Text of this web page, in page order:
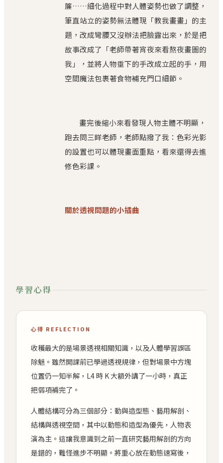
簾……細化過程中對人體姿勢也做了調整，
筆直站立的姿勢無法體現「教我畫畫」的主
題，改成彎腰又沒辦法把臉露出來，於是把
故事改成了「老師帶著宵夜來看熬夜畫圖的
我」，並將人物垂下的手改成立起的手，用
空間魔法包裹著食物補充門口細節。
畫完後縮小來看發現人物主體不明顯，
跑去問三眻老師，老師點撥了我：色彩光影
的設置也可以體現畫面重點，看來還得去進
修色彩課。
關於透視問題的小插曲
學習心得
心得 REFLECTION
收穫最大的是場景透視相關知識，以及人體學習誤區
除魅。雖然開課前已學過透視規律，但對場景中方塊
位置仍一知半解，L4 時 K 大額外講了一小時，真正
把弱項補完了。
人體結構可分為三個部分：動與造型態、藝用解剖、
結構與透視空間，其中以動態和造型為優先，人物表
演為主。這讓我意識到之前一直研究藝用解剖的方向
是錯的，難怪進步不明顯。將重心放在動態速寫後，